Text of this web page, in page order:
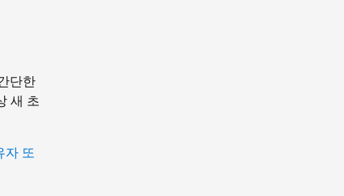
단한
새 초
자 또